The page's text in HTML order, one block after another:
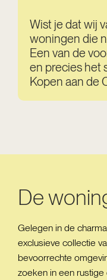
Wist je dat wij
woningen die
Een van de
en precies het
Kopen aan de
De
Gelegen in de
exclusieve collectie
bevoorrechte
zoeken in een